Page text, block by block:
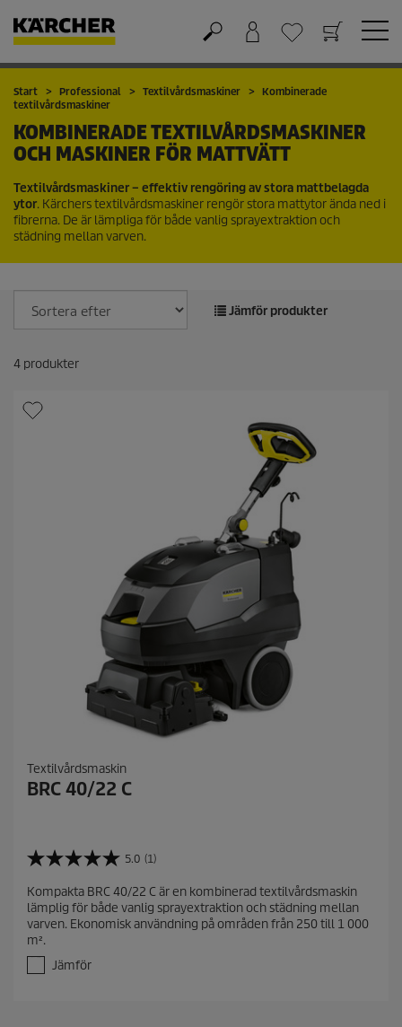
Varukorg
Önskelista
Start Professional Textilvårdsmaskiner
Kombinerade
textilvårdsmaskiner
KOMBINERADE TEXTILVÅRDSMASKINER
OCH MASKINER FÖR MATTVÄTT
Textilvårdsmaskiner – effektiv rengöring av stora mattbelagda
ytor. Kärchers textilvårdsmaskiner rengör stora mattytor ända ned i
fibrerna. De är lämpliga för både vanlig sprayextraktion och
städning mellan varven.
Jämför produkter
4 produkter
Textilvårdsmaskin
BRC 40/22 C
5.0 (1)
5
0
a
v
5
t
Kompakta BRC 40/22 C är en kombinerad textilvårdsmaskin
lämplig för både vanlig sprayextraktion och städning mellan
varven. Ekonomisk användning på områden från 250 till 1 000
m².
Jämför